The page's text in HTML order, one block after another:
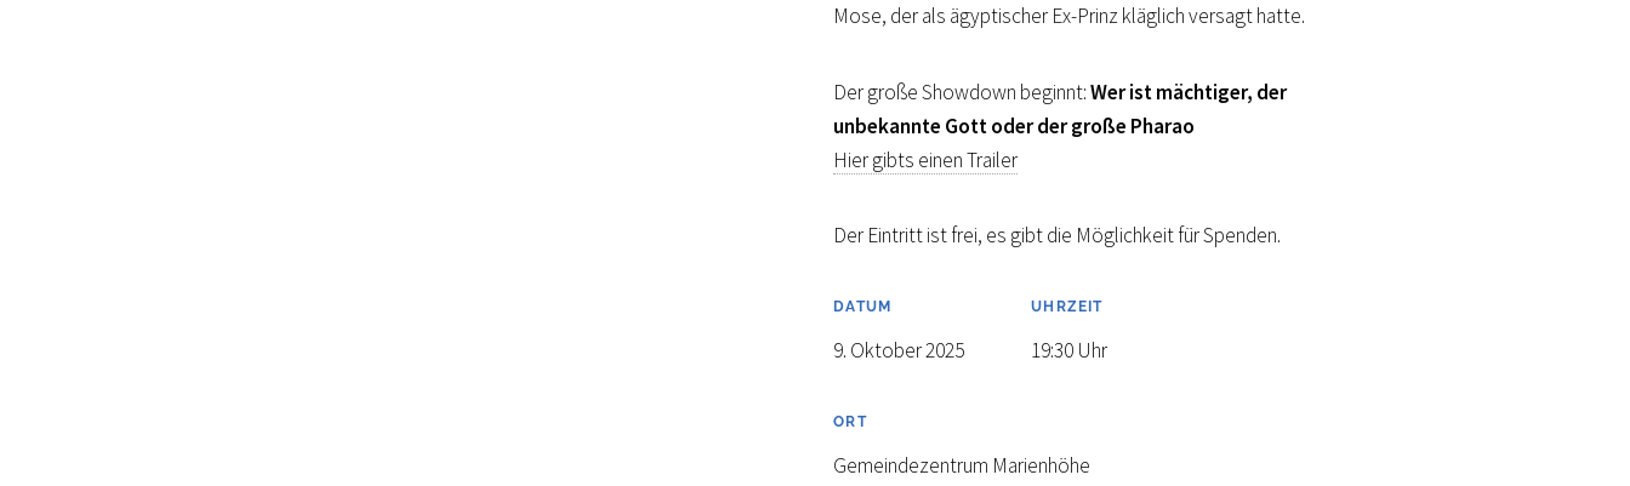
Mose, der als ägyptischer Ex-Prinz kläglich versagt hatte.
Der große Showdown beginnt:Wer ist mächtiger, der
unbekannte Gott oder der große Pharao
Hier gibts einen Trailer
Der Eintritt ist frei, es gibt die Möglichkeit für Spenden.
DATUM
9. Oktober 2025
UHRZEIT
19:30 Uhr
ORT
Gemeindezentrum Marienhöhe